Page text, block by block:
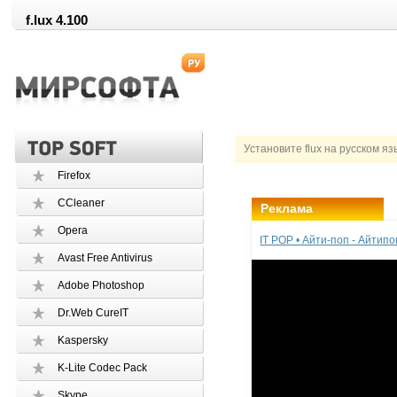
f.lux 4.100
Установите flux на русском
Firefox
CCleaner
Opera
Avast Free Antivirus
Adobe Photoshop
Dr.Web CureIT
Kaspersky
K-Lite Codec Pack
Реклама
IT POP • Айти-поп -